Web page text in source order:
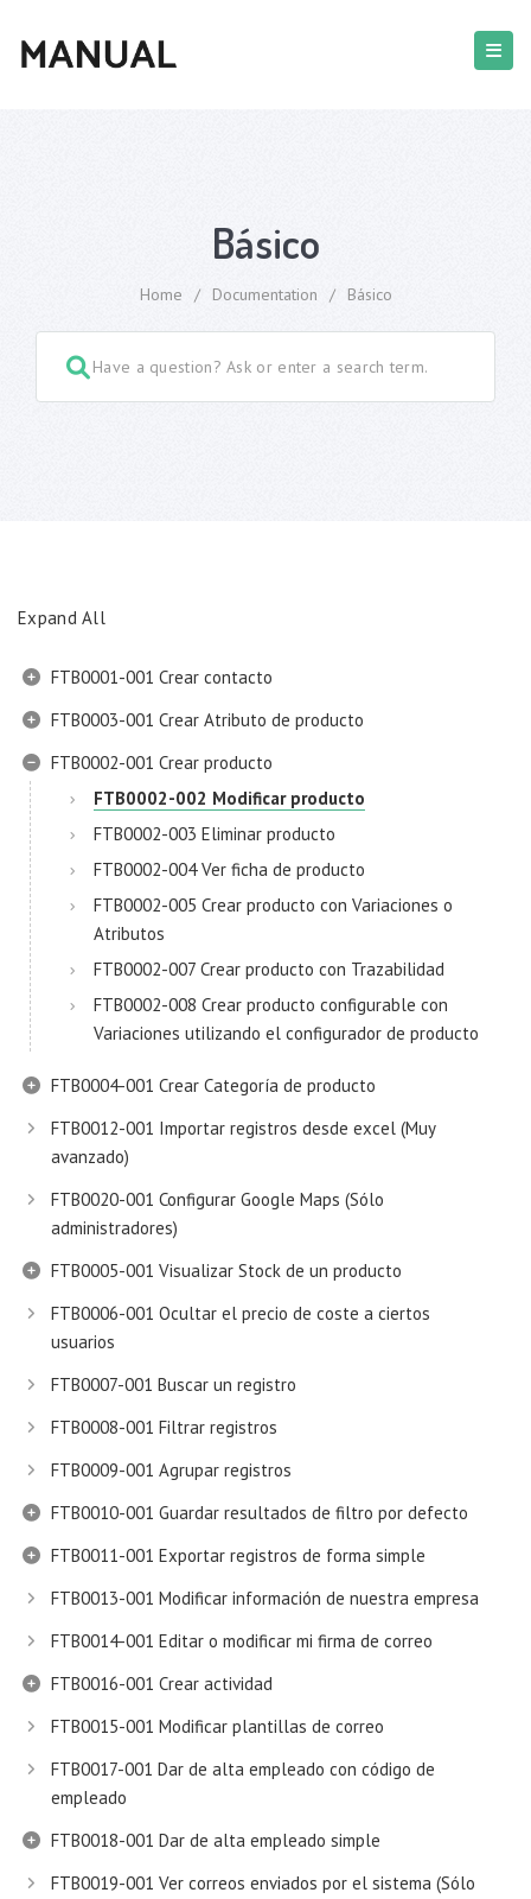
Básico
Home / Documentation / Básico
Expand All
FTB0001-001 Crear contacto
FTB0003-001 Crear Atributo de producto
FTB0002-001 Crear producto
FTB0002-002 Modificar producto
FTB0002-003 Eliminar producto
FTB0002-004 Ver ficha de producto
FTB0002-005 Crear producto con Variaciones o
Atributos
FTB0002-007 Crear producto con Trazabilidad
FTB0002-008 Crear producto configurable con
Variaciones utilizando el configurador de producto
FTB0004-001 Crear Categoría de producto
FTB0012-001 Importar registros desde excel (Muy
avanzado)
FTB0020-001 Configurar Google Maps (Sólo
administradores)
FTB0005-001 Visualizar Stock de un producto
FTB0006-001 Ocultar el precio de coste a ciertos
usuarios
FTB0007-001 Buscar un registro
FTB0008-001 Filtrar registros
FTB0009-001 Agrupar registros
FTB0010-001 Guardar resultados de filtro por defecto
FTB0011-001 Exportar registros de forma simple
FTB0013-001 Modificar información de nuestra empresa
FTB0014-001 Editar o modificar mi firma de correo
FTB0016-001 Crear actividad
FTB0015-001 Modificar plantillas de correo
FTB0017-001 Dar de alta empleado con código de
empleado
FTB0018-001 Dar de alta empleado simple
FTB0019-001 Ver correos enviados por el sistema (Sólo